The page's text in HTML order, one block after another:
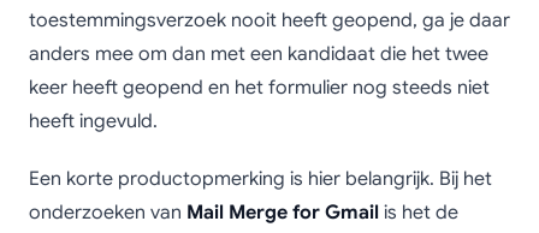
toestemmingsverzoek nooit heeft geopend, ga je daar
anders mee om dan met een kandidaat die het twee
keer heeft geopend en het formulier nog steeds niet
heeft ingevuld.
Een korte productopmerking is hier belangrijk. Bij het
onderzoeken van Mail Merge for Gmail is het de